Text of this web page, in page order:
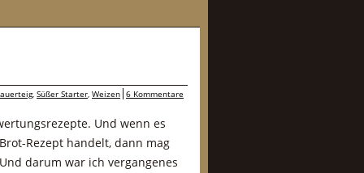
, Süßer Starter, Weizen 6 Kommentare
Und wenn es
Rezept handelt, dann mag
darum war ich vergangenes